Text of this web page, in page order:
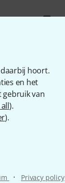
hoort.
en het
gebruik van
).
).
· Privacy policy